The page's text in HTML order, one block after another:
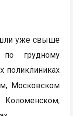
уже свыше
грудному
поликлиниках
Московском